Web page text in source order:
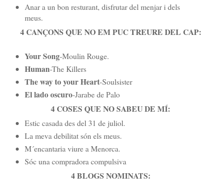
Anar a un bon resturant, disfrutar del menjar i dels
meus.
4 CANÇONS QUE NO EM PUC TREURE DEL CAP:
Your Song-Moulin Rouge.
Human-The Killers
The way to your Heart-Soulsister
El lado oscuro-Jarabe de Palo
4 COSES QUE NO SABEU DE MÍ:
Estic casada des del 31 de juliol.
La meva debilitat són els meus.
M´encantaria viure a Menorca.
Sóc una compradora compulsiva
4 BLOGS NOMINATS: